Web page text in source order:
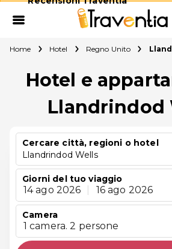
Home Hotel Regno Unito
Hotel e
Llandrindod
Cercare città, regioni o hotel
Llandrindod Wells
Giorni del tuo viaggio
14 ago 2026 16 ago 2026
Camera
1 camera. 2 persone